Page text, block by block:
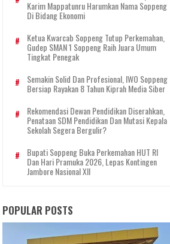
Karim Mappatunru Harumkan Nama Soppeng
Di Bidang Ekonomi
Ketua Kwarcab Soppeng Tutup Perkemahan,
Gudep SMAN 1 Soppeng Raih Juara Umum
Tingkat Penegak
Semakin Solid Dan Profesional, IWO Soppeng
Bersiap Rayakan 8 Tahun Kiprah Media Siber
Rekomendasi Dewan Pendidikan Diserahkan,
Penataan SDM Pendidikan Dan Mutasi Kepala
Sekolah Segera Bergulir?
Bupati Soppeng Buka Perkemahan HUT RI
Dan Hari Pramuka 2026, Lepas Kontingen
Jambore Nasional XII
POPULAR POSTS